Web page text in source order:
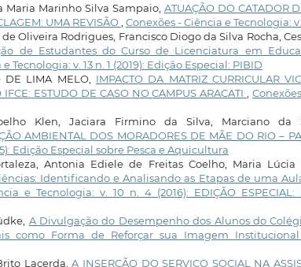
Maria Marinho Silva Sampaio, ATUAÇÃO DO CATADOR
UMA REVISÃO, Conexões - Ciência e Tecnologia: v.
Oliveira Rodrigues, Francisco Diogo da Silva Rocha,
de Estudantes do Curso de Licenciatura em
Tecnologia: v. 13 n. 1 (2019): Edição Especial: PIBID
DE LIMA MELO, IMPACTO DA MATRIZ CURRICULAR
ESTUDO DE CASO NO CAMPUS ARACATI,
Klen, Jaciara Firmino da Silva, Marciano
AMBIENTAL DOS MORADORES DE MÃE DO RIO –
Edição Especial sobre Pesca e Aquicultura
Antonia Ediele de Freitas Coelho, Maria Lúcia
Identificando e Analisando as Etapas de uma
e Tecnologia: v. 10 n. 4 (2016): EDIÇÃO ESPECIAL:
A Divulgação do Desempenho dos Alunos do
como Forma de Reforçar sua Imagem
Lacerda,A INSERÇÃO DO SERVIÇO SOCIAL NA